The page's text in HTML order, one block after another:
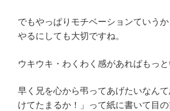
でもやっぱりモチベーションていう
やるにしても大切ですね。
ウキウキ・わくわく感があればもっと
早く兄を心から弔ってあげたいなん
けてたまるか！」って紙に書いて目